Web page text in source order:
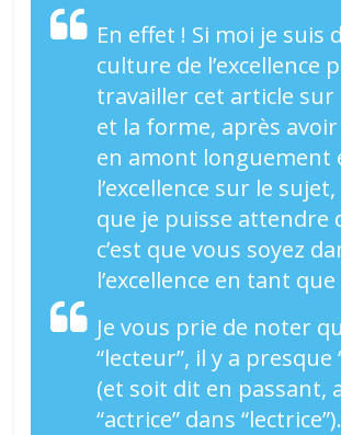
En effet ! Si moi je suis
culture de l’excellence
travailler cet article sur
et la forme, après
en amont longuement
l’excellence sur le
que je puisse attendre
c’est que vous soyez
l’excellence en tant
Je vous prie de noter
“lecteur”, il y a presque
(et soit dit en passant,
“actrice” dans “lectrice”).